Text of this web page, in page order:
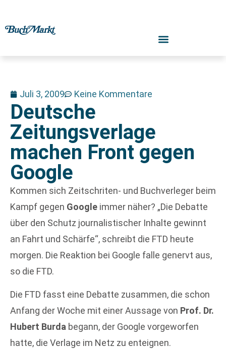
Juli 3, 2009 Keine Kommentare
Deutsche
Zeitungsverlage
machen Front gegen
Google
Kommen sich Zeitschriten- und Buchverleger beim
Kampf gegen Google immer näher? „Die Debatte
über den Schutz journalistischer Inhalte gewinnt
an Fahrt und Schärfe“, schreibt die FTD heute
morgen. Die Reaktion bei Google falle genervt aus,
so die FTD.
Die FTD fasst eine Debatte zusammen, die schon
Anfang der Woche mit einer Aussage von Prof. Dr.
Hubert Burda begann, der Google vorgeworfen
hatte, die Verlage im Netz zu enteignen.